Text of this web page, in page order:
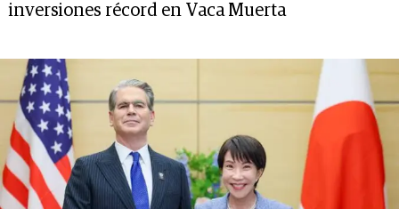
inversiones récord en Vaca Muerta